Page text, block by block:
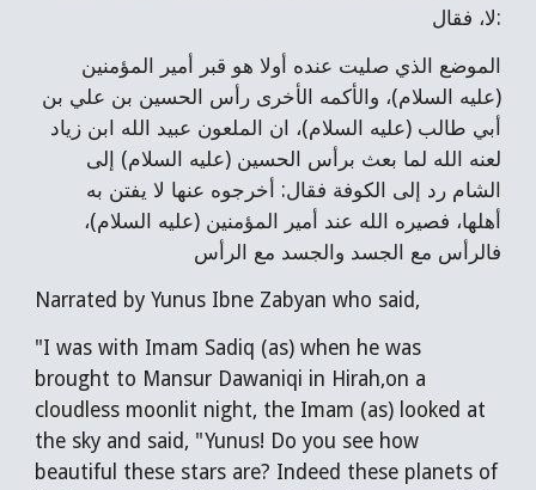
لا، فقال:
الموضع الذي صليت عنده أولا هو قبر أمير المؤمنين
(عليه السلام)، والأكمه الأخرى رأس الحسين بن علي بن
أبي طالب (عليه السلام)، ان الملعون عبيد الله ابن زياد
لعنه الله لما بعث برأس الحسين (عليه السلام) إلى
الشام رد إلى الكوفة فقال: أخرجوه عنها لا يفتن به
أهلها، فصيره الله عند أمير المؤمنين (عليه السلام)،
فالرأس مع الجسد والجسد مع الرأس
Narrated by Yunus Ibne Zabyan who said,
"I was with Imam Sadiq (as) when he was
brought to Mansur Dawaniqi in Hirah,on a
cloudless moonlit night, the Imam (as) looked at
the sky and said, "Yunus! Do you see how
beautiful these stars are? Indeed these planets of